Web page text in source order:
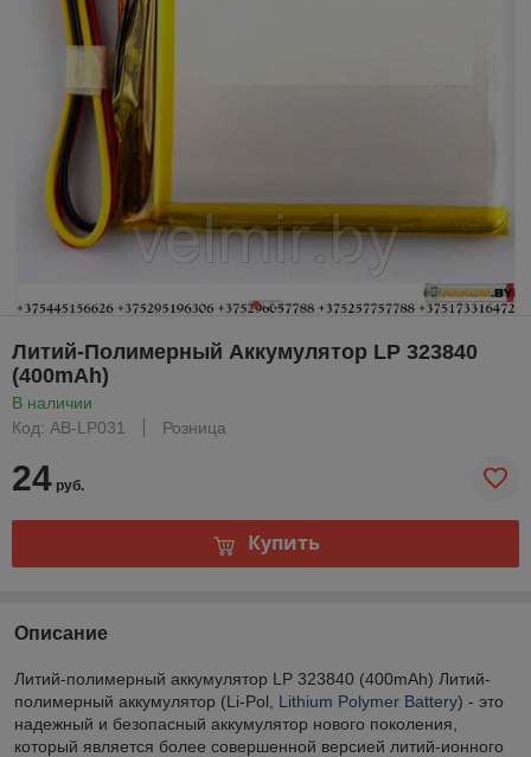
Литий-Полимерный Аккумулятор LP 323840
(400mAh)
В наличии
Код: AB-LP031
Розница
24 руб.
Купить
Описание
Литий-полимерный аккумулятор LP 323840 (400mAh) Литий-
полимерный аккумулятор (Li-Pol, Lithium Polymer Battery) - это
надежный и безопасный аккумулятор нового поколения,
который является более совершенной версией литий-ионного